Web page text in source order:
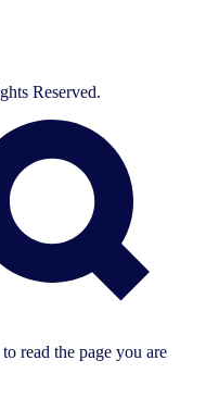
Reserved.
read the page you are